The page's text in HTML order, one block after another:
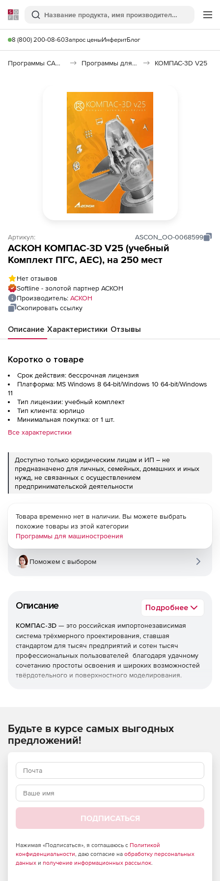
Softline
Поиск
8 (800) 200-08-60Запрос ценыИнферитБлог
Программы САПР и ГИС Программы для машиностроения КОМПАС-3D V25
Артикул: ASCON_ОО-0068599
АСКОН КОМПАС-3D V25 (учебный
Комплект ПГС, AEC), на 250 мест
Нет отзывов
Softline - золотой партнер АСКОН
Производитель: АСКОН
Скопировать ссылку
Описание Характеристики Отзывы
Коротко о товаре
Срок действия: бессрочная лицензия
Платформа: MS Windows 8 64-bit/Windows 10 64-bit/Windows
11
Тип лицензии: учебный комплект
Тип клиента: юрлицо
Минимальная покупка: от 1 шт.
Все характеристики
Доступно только юридическим лицам и ИП – не
предназначено для личных, семейных, домашних и иных
нужд, не связанных с осуществлением
предпринимательской деятельности
Описание Подробнее
КОМПАС-3D — это российская импортонезависимая
система трёхмерного проектирования, ставшая
стандартом для тысяч предприятий и сотен тысяч
профессиональных пользователей благодаря удачному
сочетанию простоты освоения и широких возможностей
твёрдотельного и поверхностного моделирования.
нефтегазовое, химическое и т.д.), приборостроение,
авиастроение, судостроение, станкостроение,
гражданское строительство, товары народного
потребления и т.д.
Товара временно нет в наличии. Вы можете выбрать
похожие товары из этой категории
Программы для машиностроения
Поможем с выбором
Будьте в курсе самых выгодных
предложений!
ПОДПИСАТЬСЯ
Нажимая «Подписаться», я соглашаюсь с Политикой
конфиденциальности, даю согласие на обработку персональных
данных и получение информационных рассылок.